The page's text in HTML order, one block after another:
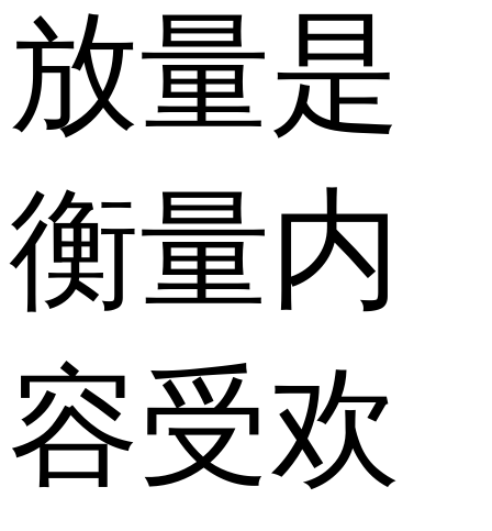
放量是
衡量内
容受欢